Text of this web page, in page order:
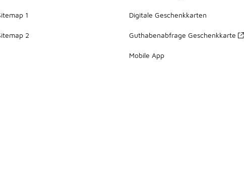
1
2
Digitale Geschenkkarten
Guthabenabfrage Geschenkkarte
Mobile App